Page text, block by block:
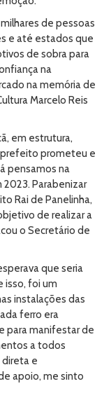
de pessoas
e até estados que
de sobra para
na
na memória de
Marcelo Reis
em estrutura,
prefeito prometeu e
pensamos na
Parabenizar
Rai de Panelinha,
de realizar a
o Secretário de
que seria
isso, foi um
instalações das
ferro era
para manifestar de
a todos
direta e
apoio, me sinto